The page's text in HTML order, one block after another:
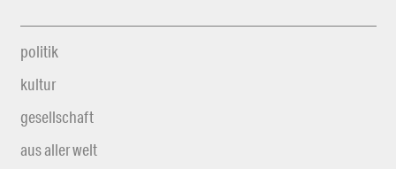
politik
kultur
gesellschaft
aus aller welt